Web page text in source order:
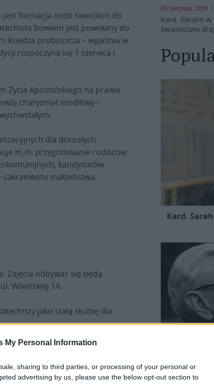
My Personal Information
sharing to third parties, or processing of your personal or
advertising by us, please use the below opt-out section to
jest formacja osób świeckich do
bowiem jest powołany do
księdza proboszcza – wyjaśnia w
rozpoczyna się 1 czerwca i
Życia Apostolskiego na prawie
charyzmat modlitwy i
dla dorosłych
m.in. przygotowanie rodziców
kandydatów
małżeństwa.
Zajęcia odbywać się będą
Wileńskiej 1A.
jako stałą służbę dla
przekazywania wiary, „od
które przygotowuje do
List Apostolski „Antiquum
06 sierpnia 2026 |
Kard. Parolin w
świadectwo
Kard.
Kard.